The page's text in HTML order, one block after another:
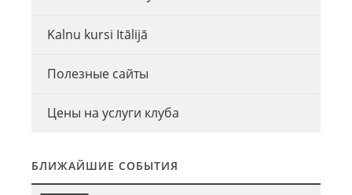
Kalnu kursi Itālijā
Полезные сайты
Цены на услуги клуба
БЛИЖАЙШИЕ СОБЫТИЯ